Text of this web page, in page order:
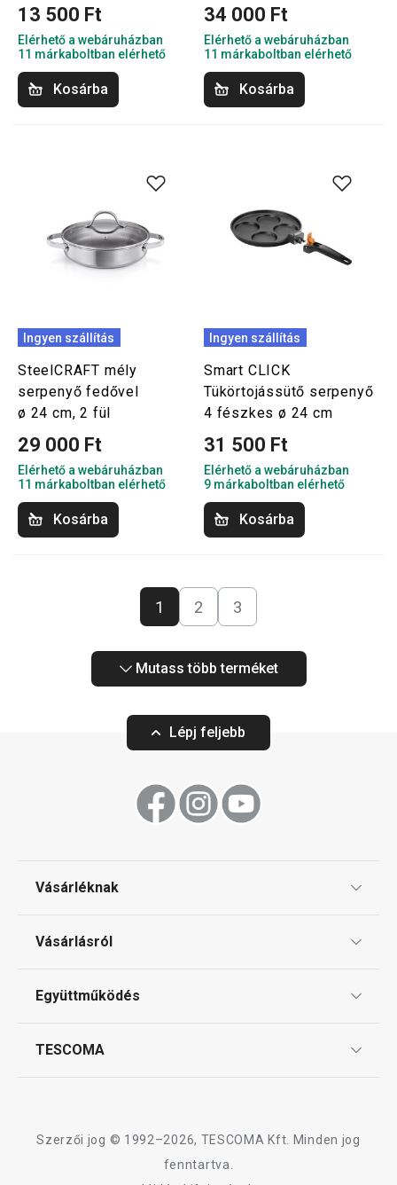
13 500 Ft
Elérhető a webáruházban
11 márkaboltban elérhető
Kosárba
34 000 Ft
Elérhető a webáruházban
11 márkaboltban elérhető
Kosárba
Ingyen szállítás
SteelCRAFT mély
serpenyő fedővel
ø 24 cm, 2 fül
29 000 Ft
Elérhető a webáruházban
11 márkaboltban elérhető
Kosárba
Ingyen szállítás
Smart CLICK
Tükörtojássütő serpenyő
4 fészkes ø 24 cm
31 500 Ft
Elérhető a webáruházban
9 márkaboltban elérhető
Kosárba
1 2 3
Mutass több terméket
Lépj feljebb
Vásárléknak
Gyakori kérdések
Vásárlásról
Reklamáció és termékvisszaküldés
Együttműködés
TESCOMA
Szerzői jog © 1992–2026, TESCOMA Kft. Minden jog
fenntartva.